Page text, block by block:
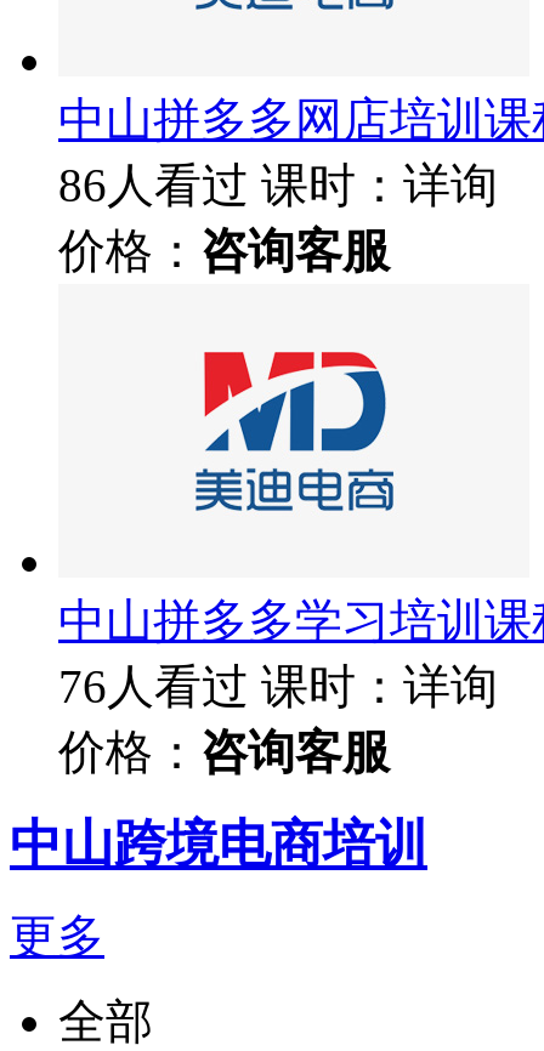
中山拼多多网店培训课
86人看过 课时：详询
价格： 咨询客服
中山拼多多学习培训课
76人看过 课时：详询
价格： 咨询客服
中山跨境电商培训
更多
全部